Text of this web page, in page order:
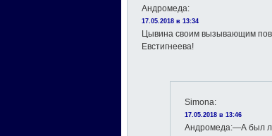
Андромеда:
17.05.2018 в 13:34
Цывина своим вызывающим
Евстигнеева!
Simona:
17.05.2018 в 13:46
Андромеда:—А был